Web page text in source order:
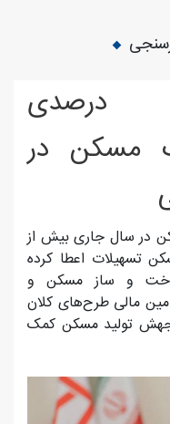
افزایش ۳۸۶/۶ درصدی
مسکن در
در سال جاری بیش از
تسهیلات اعطا کرده
و ساز مسکن و
مالی طرح‌های کلان
تولید مسکن کمک